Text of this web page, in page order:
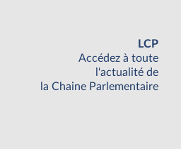
LCP
Accédez à toute
l'actualité de
la Chaine Parlementaire